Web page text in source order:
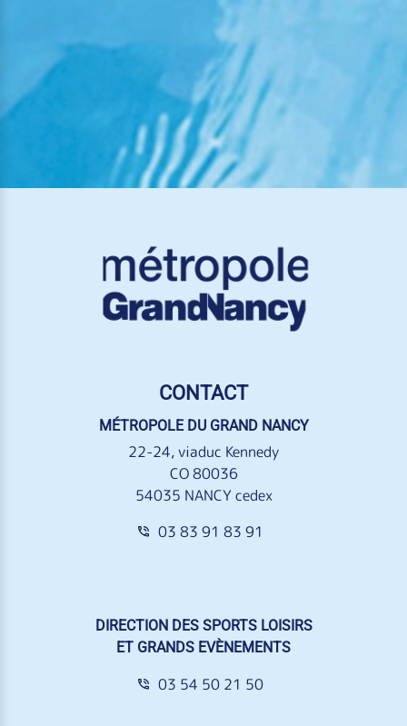
CONTACT
MÉTROPOLE DU GRAND NANCY
22-24, viaduc Kennedy
CO 80036
54035 NANCY cedex
03 83 91 83 91
DIRECTION DES SPORTS LOISIRS
ET GRANDS EVÈNEMENTS
03 54 50 21 50